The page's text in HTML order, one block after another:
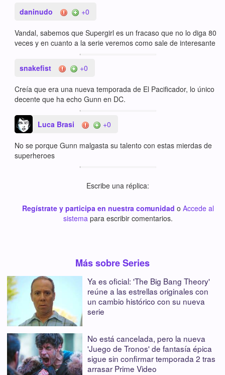
daninudo +0
Vandal, sabemos que Supergirl es un fracaso que no lo diga 80
veces y en cuanto a la serie veremos como sale de interesante
snakefist +0
Creía que era una nueva temporada de El Pacificador, lo único
decente que ha echo Gunn en DC.
Luca Brasi +0
No se porque Gunn malgasta su talento con estas mierdas de
superheroes
Escribe una réplica:
Regístrate y participa en nuestra comunidad o Accede al
sistema para escribir comentarios.
Más sobre Series
Ya es oficial: 'The Big Bang Theory'
reúne a las estrellas originales con
un cambio histórico con su nueva
serie
No está cancelada, pero la nueva
'Juego de Tronos' de fantasía épica
sigue sin confirmar temporada 2 tras
arrasar Prime Video